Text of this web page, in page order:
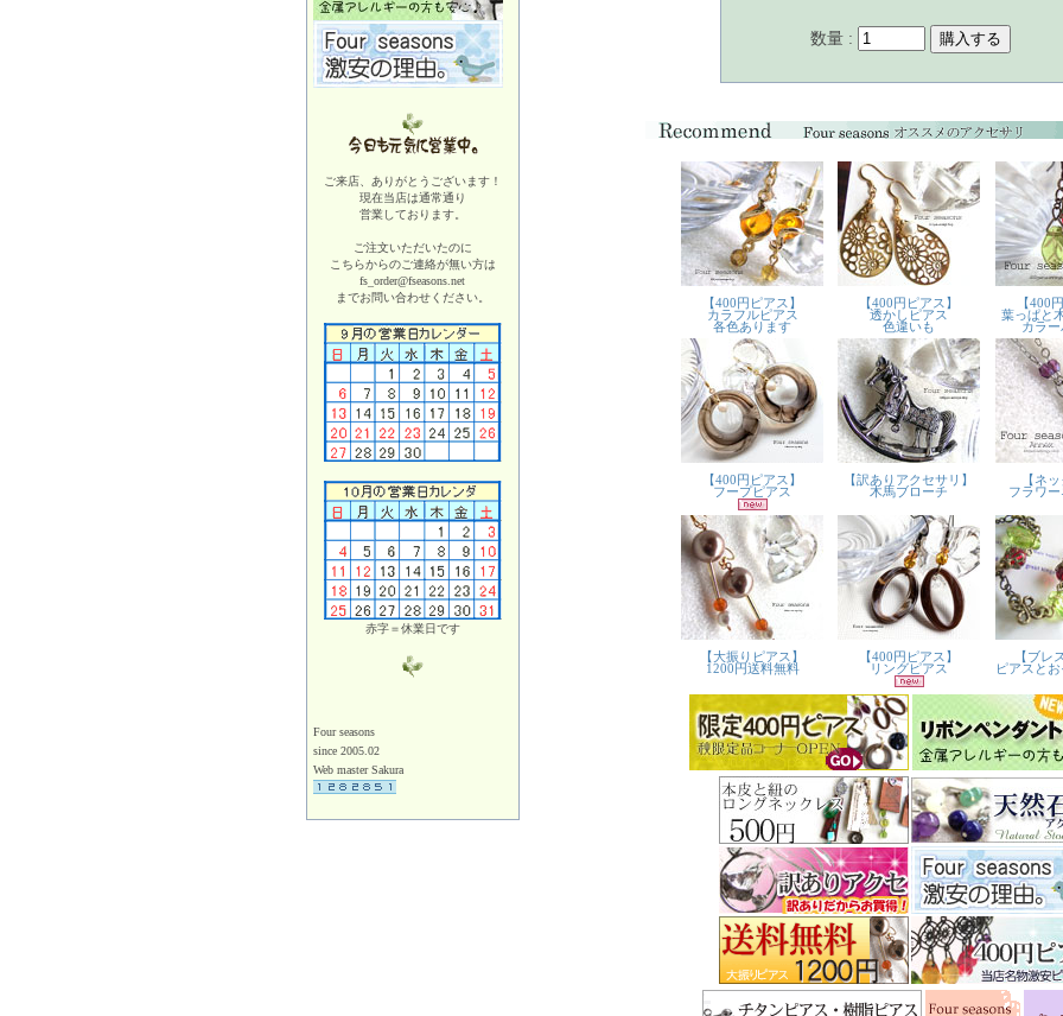
ご来店、ありがとうございます！
現在当店は通常通り
営業しております。
ご注文いただいたのに
こちらからのご連絡が無い方は
fs_order@fseasons.net
までお問い合わせください。
赤字＝休業日です
Four seasons
since 2005.02
Web master Sakura
数量 :